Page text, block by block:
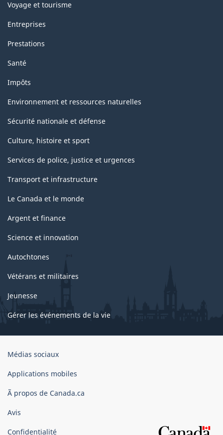
Voyage et tourisme
Entreprises
Prestations
Santé
Impôts
Environnement et ressources naturelles
Sécurité nationale et défense
Culture, histoire et sport
Services de police, justice et urgences
Transport et infrastructure
Le Canada et le monde
Argent et finance
Science et innovation
Autochtones
Vétérans et militaires
Jeunesse
Gérer les événements de la vie
Organisation
gouvernement
Canada
Médias sociaux
Applications mobiles
Ã propos de Canada.ca
Avis
Confidentialité